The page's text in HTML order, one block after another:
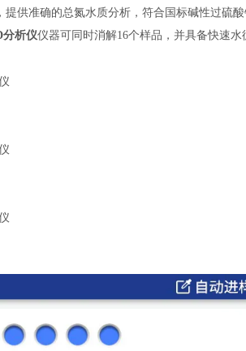
提供准确的总氮水质分析，符合国标碱性过硫
分析仪仪器可同时消解16个样品，并具备快速